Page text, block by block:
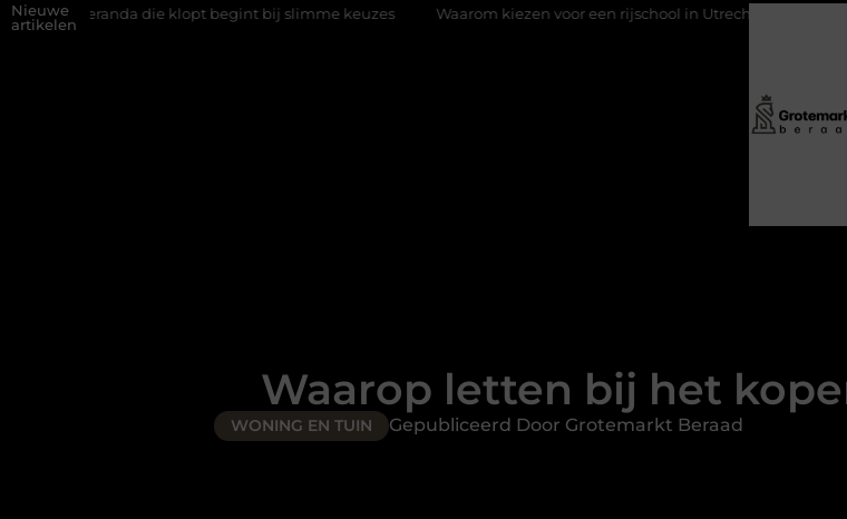
Nieuwe
artikelen
die klopt begint bij slimme keuzes Waarom kiezen voor een rijschool in Utrecht? Duurzaamheid
Waarop letten bij het
WONING EN TUIN Gepubliceerd Door Grotemarkt Beraad